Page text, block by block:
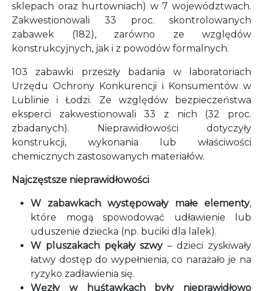
sklepach oraz hurtowniach) w 7 województwach.
Zakwestionowali 33 proc. skontrolowanych
zabawek (182), zarówno ze względów
konstrukcyjnych, jak i z powodów formalnych.
103 zabawki przeszły badania w laboratoriach
Urzędu Ochrony Konkurencji i Konsumentów w
Lublinie i Łodzi. Ze względów bezpieczeństwa
eksperci zakwestionowali 33 z nich (32 proc.
zbadanych). Nieprawidłowości dotyczyły
konstrukcji, wykonania lub właściwości
chemicznych zastosowanych materiałów.
Najczęstsze nieprawidłowości
W zabawkach występowały małe elementy,
które mogą spowodować udławienie lub
uduszenie dziecka (np. buciki dla lalek).
W pluszakach pękały szwy– dzieci zyskiwały
łatwy dostęp do wypełnienia, co narażało je na
ryzyko zadławienia się.
Węzły w huśtawkach były nieprawidłowo